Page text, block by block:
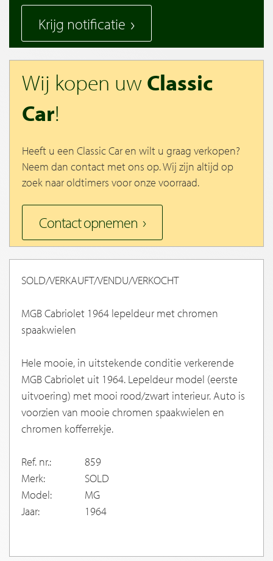
Krijg notificatie
Wij kopen uwClassic
Car!
Heeft u een Classic Car en wilt u graag verkopen?
Neem dan contact met ons op. Wij zijn altijd op
zoek naar oldtimers voor onze voorraad.
Contact opnemen
SOLD/VERKAUFT/VENDU/VERKOCHT
MGB Cabriolet 1964 lepeldeur met chromen
spaakwielen
Hele mooie, in uitstekende conditie verkerende
MGB Cabriolet uit 1964. Lepeldeur model (eerste
uitvoering) met mooi rood/zwart interieur. Auto is
voorzien van mooie chromen spaakwielen en
chromen kofferrekje.
Ref. nr.:
859
Merk:
SOLD
Model:
MG
Jaar:
1964